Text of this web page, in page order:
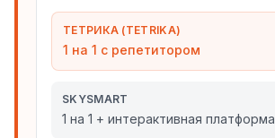
ТЕТРИКА (TETRIKA)
1 на 1 с репетитором
SKYSMART
1 на 1 + интерактивная платформа